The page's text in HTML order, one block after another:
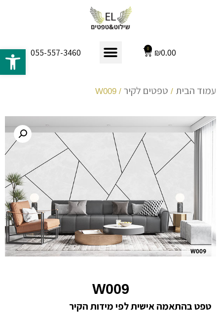
₪0.00
0
055-557-3460
עמוד הבית / טפטים לקיר / W009
W009
טפט בהתאמה אישית לפי מידות הקיר